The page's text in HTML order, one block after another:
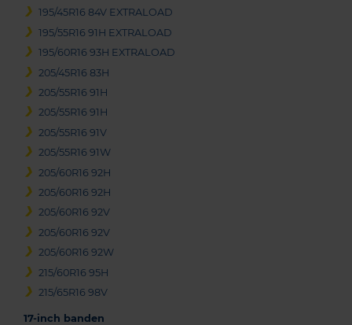
195/45R16 84V EXTRALOAD
195/55R16 91H EXTRALOAD
195/60R16 93H EXTRALOAD
205/45R16 83H
205/55R16 91H
205/55R16 91H
205/55R16 91V
205/55R16 91W
205/60R16 92H
205/60R16 92H
205/60R16 92V
205/60R16 92V
205/60R16 92W
215/60R16 95H
215/65R16 98V
17-inch banden